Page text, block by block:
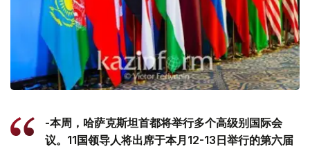
-本周，哈萨克斯坦首都将举行多个高级别国际会
议。11国领导人将出席于本月12-13日举行的第六届